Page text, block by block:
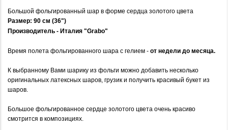
Большой фольгированный шар в форме сердца золотого цвета
Размер: 90 см (36")
Производитель - Италия "Grabo"
Время полета фольгированного шара с гелием - от недели до месяца.
К выбранному Вами шарику из фольги можно добавить несколько
оригинальных латексных шаров, грузик и получить красивый букет из
шаров.
Большое фольгированное сердце золотого цвета очень красиво
смотрится в композициях.